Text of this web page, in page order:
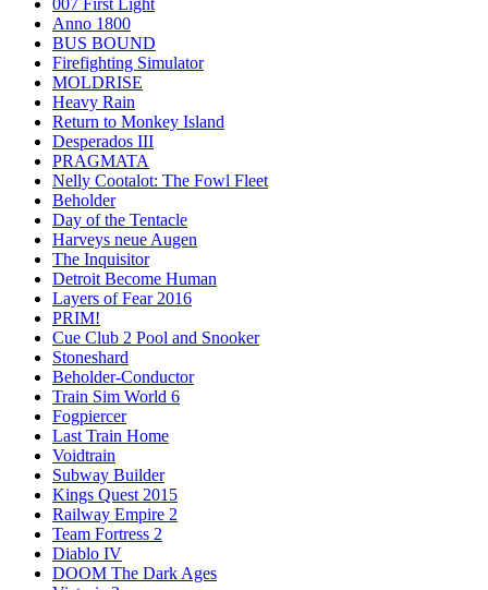
Anno 1800
BUS BOUND
Firefighting Simulator
MOLDRISE
Heavy Rain
Return to Monkey Island
Desperados III
PRAGMATA
Nelly Cootalot: The Fowl Fleet
Beholder
Day of the Tentacle
Harveys neue Augen
The Inquisitor
Detroit Become Human
Layers of Fear 2016
PRIM!
Cue Club 2 Pool and Snooker
Stoneshard
Beholder-Conductor
Train Sim World 6
Fogpiercer
Last Train Home
Voidtrain
Subway Builder
Kings Quest 2015
Railway Empire 2
Team Fortress 2
Diablo IV
DOOM The Dark Ages